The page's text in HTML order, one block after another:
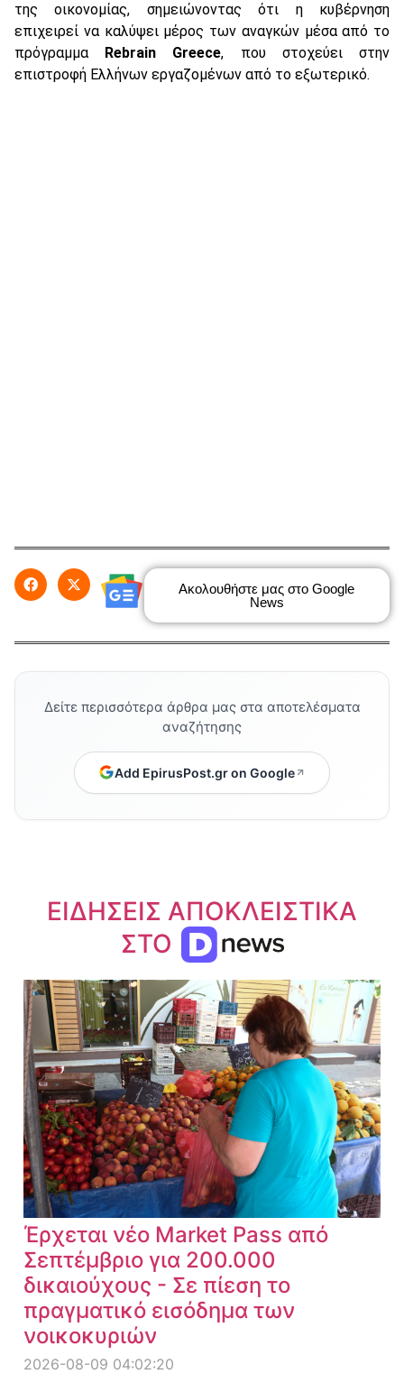
της οικονομίας, σημειώνοντας ότι η κυβέρνηση
επιχειρεί να καλύψει μέρος των αναγκών μέσα από το
πρόγραμμα
Rebrain Greece, που στοχεύει στην
επιστροφή Ελλήνων εργαζομένων από το εξωτερικό.
Ακολουθήστε μας στο Google
News
Δείτε περισσότερα άρθρα μας στα αποτελέσματα
αναζήτησης
Add EpirusPost.gr on Google
ΕΙΔΗΣΕΙΣ ΑΠΟΚΛΕΙΣΤΙΚΑ
ΣΤΟ
Έρχεται νέο Market Pass από
Σεπτέμβριο για 200.000
δικαιούχους - Σε πίεση το
πραγματικό εισόδημα των
νοικοκυριών
2026-08-09 04:02:20